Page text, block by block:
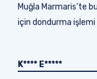
Muğla Marmaris’te
için dondurma
K**** E*****